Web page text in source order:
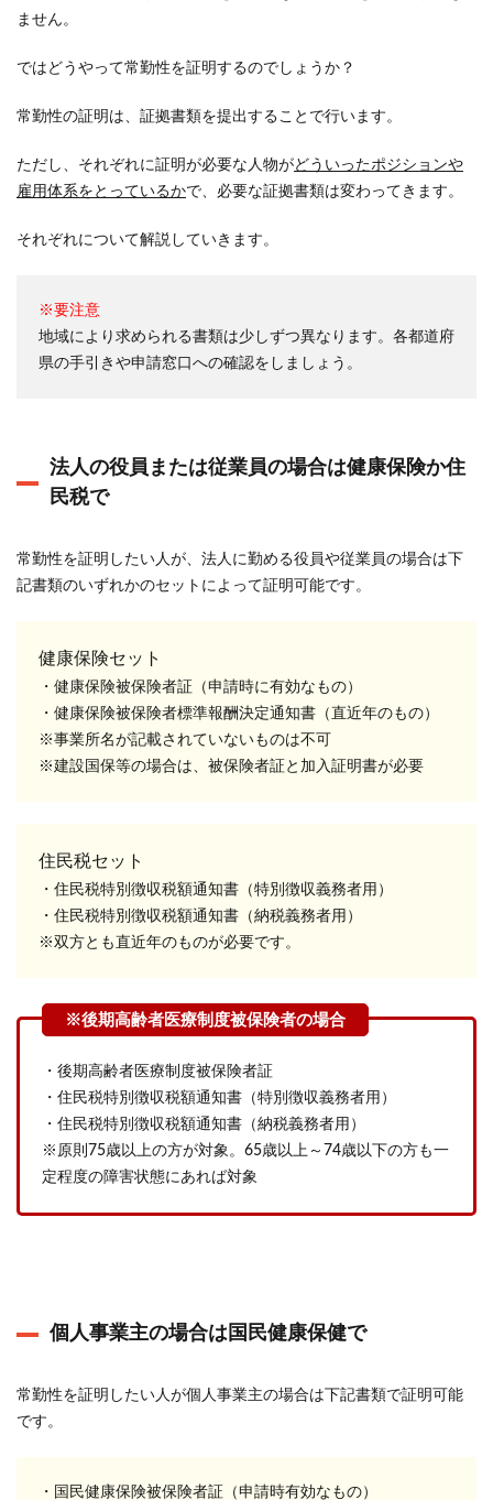
ません。
ではどうやって常勤性を証明するのでしょうか？
常勤性の証明は、証拠書類を提出することで行います。
ただし、それぞれに証明が必要な人物がどういったポジションや
雇用体系をとっているかで、必要な証拠書類は変わってきます。
それぞれについて解説していきます。
※要注意
地域により求められる書類は少しずつ異なります。各都道府
県の手引きや申請窓口への確認をしましょう。
法人の役員または従業員の場合は健康保険か住
民税で
常勤性を証明したい人が、法人に勤める役員や従業員の場合は下
記書類のいずれかのセットによって証明可能です。
健康保険セット
・健康保険被保険者証（申請時に有効なもの）
・健康保険被保険者標準報酬決定通知書（直近年のもの）
※事業所名が記載されていないものは不可
※建設国保等の場合は、被保険者証と加入証明書が必要
住民税セット
・住民税特別徴収税額通知書（特別徴収義務者用）
・住民税特別徴収税額通知書（納税義務者用）
※双方とも直近年のものが必要です。
・後期高齢者医療制度被保険者証
・住民税特別徴収税額通知書（特別徴収義務者用）
・住民税特別徴収税額通知書（納税義務者用）
※原則75歳以上の方が対象。65歳以上～74歳以下の方も一
定程度の障害状態にあれば対象
個人事業主の場合は国民健康保健で
常勤性を証明したい人が個人事業主の場合は下記書類で証明可能
です。
・国民健康保険被保険者証（申請時有効なもの）